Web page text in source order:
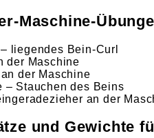
Maschine-
liegendes Bein-Curl
der Maschine
der Maschine
– Stauchen des Beins
an der
und Gewichte